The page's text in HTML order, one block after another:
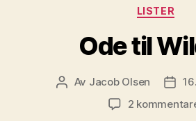
LISTER
Ode til
Innleggsforfatter
Av Jacob Olsen
2